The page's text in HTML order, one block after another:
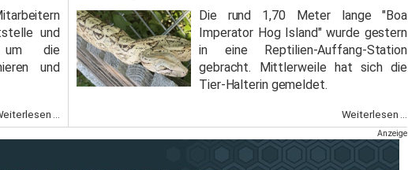
und
die
und
...
Die rund 1,70 Meter lange "Boa
Imperator Hog Island" wurde gestern
in eine Reptilien-Auffang-Station
gebracht. Mittlerweile hat sich die
Tier-Halterin gemeldet.
Weiterlesen ...
Anzeige